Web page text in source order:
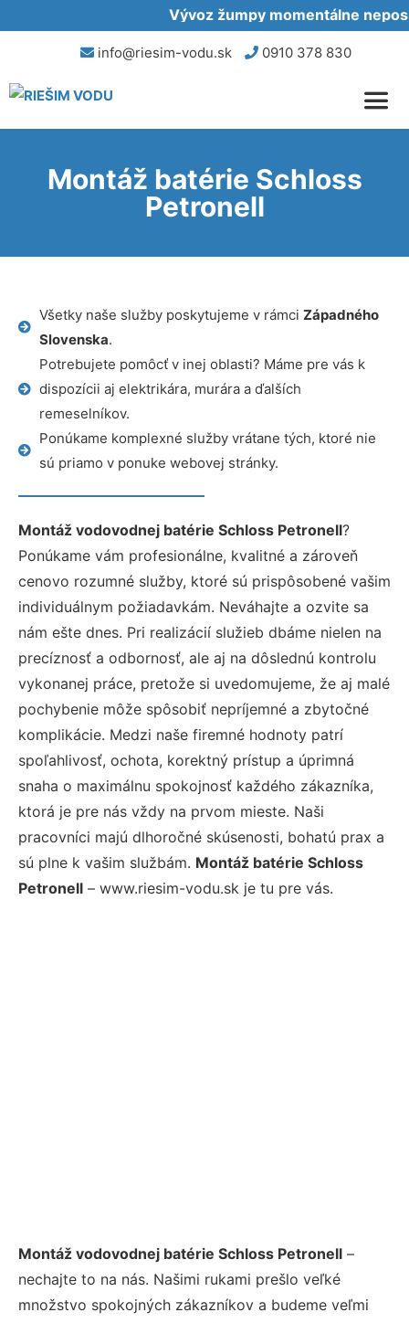
Vývoz žumpy momentálne
info@riesim-vodu.sk 0910 378 830
Montáž batérie Schloss
Petronell
Všetky naše služby poskytujeme v rámci Západného
Slovenska.
Potrebujete pomôcť v inej oblasti? Máme pre vás k
dispozícii aj elektrikára, murára a ďalších
remeselníkov.
Ponúkame komplexné služby vrátane tých, ktoré nie
sú priamo v ponuke webovej stránky.
Montáž vodovodnej batérie Schloss Petronell?
Ponúkame vám profesionálne, kvalitné a zároveň
cenovo rozumné služby, ktoré sú prispôsobené vašim
individuálnym požiadavkám. Neváhajte a ozvite sa
nám ešte dnes. Pri realizácií služieb dbáme nielen na
precíznosť a odbornosť, ale aj na dôslednú kontrolu
vykonanej práce, pretože si uvedomujeme, že aj malé
pochybenie môže spôsobiť nepríjemné a zbytočné
komplikácie. Medzi naše firemné hodnoty patrí
spoľahlivosť, ochota, korektný prístup a úprimná
snaha o maximálnu spokojnosť každého zákazníka,
ktorá je pre nás vždy na prvom mieste. Naši
pracovníci majú dlhoročné skúsenosti, bohatú prax a
sú plne k vašim službám. Montáž batérie Schloss
Petronell – www.riesim-vodu.sk je tu pre vás.
Montáž vodovodnej batérie Schloss Petronell –
nechajte to na nás. Našimi rukami prešlo veľké
množstvo spokojných zákazníkov a budeme veľmi